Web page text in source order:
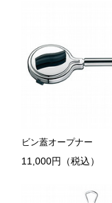
ビン蓋オープナー
11,000円（税込）